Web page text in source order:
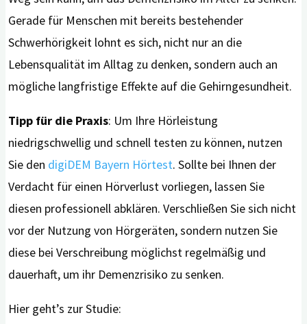
Gerade für Menschen mit bereits bestehender
Schwerhörigkeit lohnt es sich, nicht nur an die
Lebensqualität im Alltag zu denken, sondern auch an
mögliche langfristige Effekte auf die Gehirngesundheit.
Tipp für die Praxis: Um Ihre Hörleistung
niedrigschwellig und schnell testen zu können, nutzen
Sie den digiDEM Bayern Hörtest. Sollte bei Ihnen der
Verdacht für einen Hörverlust vorliegen, lassen Sie
diesen professionell abklären. Verschließen Sie sich nicht
vor der Nutzung von Hörgeräten, sondern nutzen Sie
diese bei Verschreibung möglichst regelmäßig und
dauerhaft, um ihr Demenzrisiko zu senken.
Hier geht’s zur Studie: